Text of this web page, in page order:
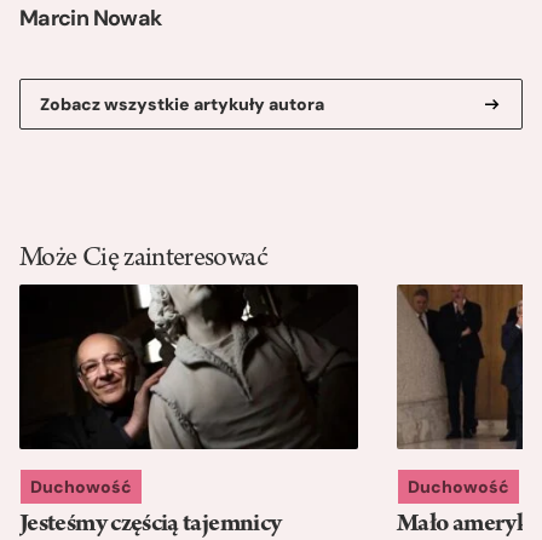
Marcin Nowak
Zobacz wszystkie artykuły autora
Może Cię zainteresować
Duchowość
Jesteśmy częścią tajemnicy
Duchowość
Mało